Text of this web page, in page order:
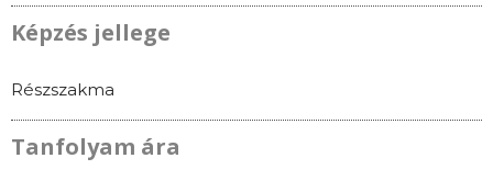
Képzés jellege
Részszakma
Tanfolyam ára